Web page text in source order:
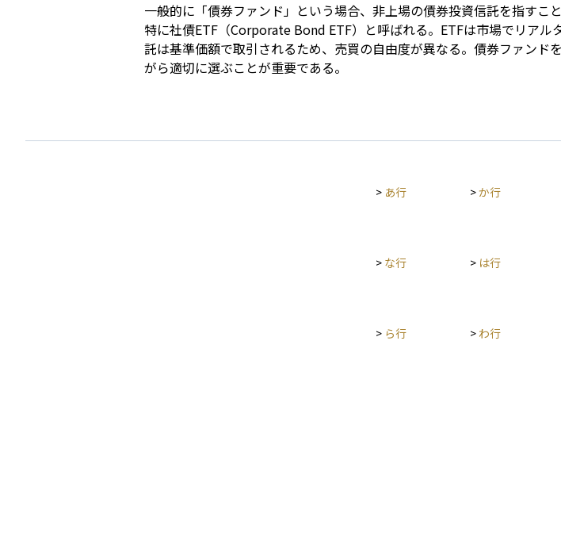
一般的に「債券ファンド」という場合、非上場の債券投資信託を指すこ
特に社債ETF（Corporate Bond ETF）と呼ばれる。ETFは市場でリア
託は基準価額で取引されるため、売買の自由度が異なる。債券ファン
がら適切に選ぶことが重要である。
> あ行 >か行
> な行 > は行
> ら行 > わ行